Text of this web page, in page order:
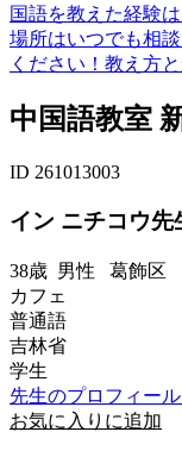
国語を教えた経験
場所はいつでも相
ください！教え方
中国語教室
ID 261013003
イン ニチコウ先
38歳 男性 葛飾区
カフェ
普通語
吉林省
学生
先生のプロフィー
お気に入りに追加